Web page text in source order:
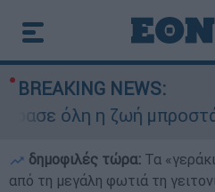
BREAKING NEWS:
όλη η ζωή μπροστά
δημοφιλές τώρα: Τα
από τη μεγάλη φωτιά τη